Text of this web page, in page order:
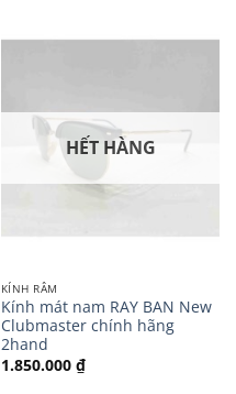
HẾT HÀNG
KÍNH RÂM
Kính mát nam RAY BAN New
Clubmaster chính hãng
2hand
1.850.000 ₫